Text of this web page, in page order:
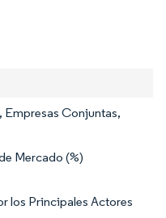
Empresas Conjuntas,
Mercado (%)
los Principales Actores